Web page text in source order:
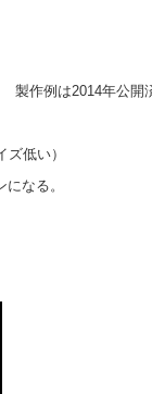
製作例は2014年公開
低い）
なる。